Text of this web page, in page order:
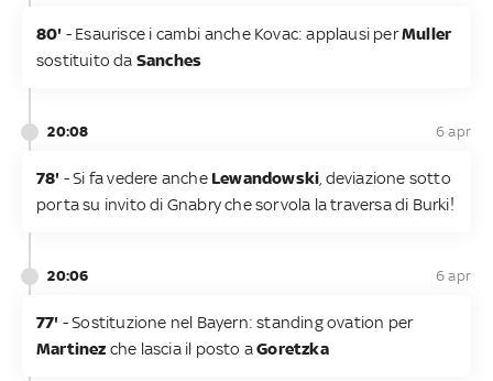
80' - Esaurisce i cambi anche Kovac: applausi perMuller
sostituito da Sanches
20:08 6 apr
78' - Si fa vedere anche Lewandowski , deviazione sotto
porta su invito di Gnabry che sorvola la traversa di Burki!
20:06 6 apr
77' - Sostituzione nel Bayern: standing ovation per
Martinez che lascia il posto aGoretzka